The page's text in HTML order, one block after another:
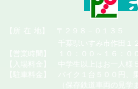
​【所 在
地】 〒２９８－０１３５
千葉県いすみ市作田１２
【営業時間】 １０：００～１６：０
【入場料金】 中学生以上はお一人様